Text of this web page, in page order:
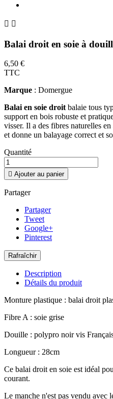
 
Balai droit en soie à
6,50 €
TTC
Marque : Domergue
Balai en soie droitbalaie tous
support en bois robuste et
visser. Il a des fibres naturelles
et donne un balayage correct et
Quantité
 Ajouter au panier
Partager
Partager
Tweet
Google+
Pinterest
Description
Détails du produit
Monture plastique : balai droit
Fibre A : soie grise
Douille : polypro noir vis
Longueur : 28cm
Ce balai droit en soie est idéal
courant.
Le manche n'est pas vendu avec